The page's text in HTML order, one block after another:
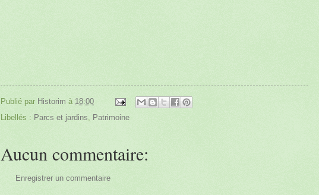
Publié par Historim à 18:00
Libellés : Parcs et jardins Patrimoine
Aucun commentaire:
Enregistrer un commentaire